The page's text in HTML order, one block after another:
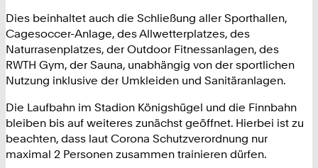
Dies beinhaltet auch die Schließung aller Sporthallen,
Cagesoccer-Anlage, des Allwetterplatzes, des
Naturrasenplatzes, der Outdoor Fitnessanlagen, des
RWTH Gym, der Sauna, unabhängig von der sportlichen
Nutzung inklusive der Umkleiden und Sanitäranlagen.
Die Laufbahn im Stadion Königshügel und die Finnbahn
bleiben bis auf weiteres zunächst geöffnet. Hierbei ist zu
beachten, dass laut Corona Schutzverordnung nur
maximal 2 Personen zusammen trainieren dürfen.